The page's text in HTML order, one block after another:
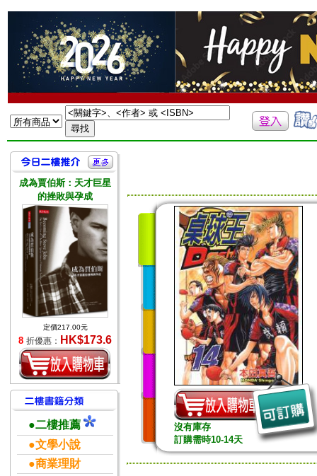
成為賈伯斯：天才巨星
的挫敗與孕成
定價217.00元
8 折優惠： HK$173.6
●二樓推薦
●文學小說
●商業理財
沒有庫存
訂購需時10-14天